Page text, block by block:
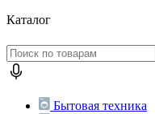
Каталог
Бытовая техника